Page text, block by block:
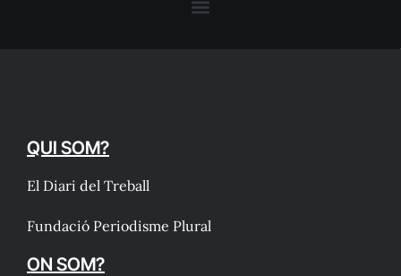
QUI SOM?
El Diari del Treball
Fundació Periodisme Plural
ON SOM?